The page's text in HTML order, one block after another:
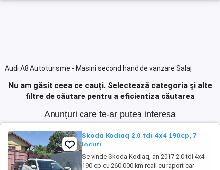
Audi A8 Autoturisme - Masini second hand de vanzare Salaj
Nu am găsit ceea ce cauți. Selectează categoria și alte
filtre de căutare pentru a eficientiza căutarea
Anunțuri care te-ar putea interesa
Skoda Kodiaq 2.0 tdi 4x4 190cp, 7
locuri
Se vinde Skoda Kodiaq, an 2017 2.0 tdi 4x4
190 cp cu 260.000 km reali cu raport car